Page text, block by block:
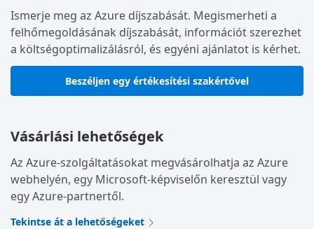
Ismerje meg az Azure díjszabását. Megismerheti a
felhőmegoldásának díjszabását, információt szerezhet
a költségoptimalizálásról, és egyéni ajánlatot is kérhet.
Beszéljen egy értékesítési szakértővel
Vásárlási lehetőségek
Az Azure-szolgáltatásokat megvásárolhatja az Azure
webhelyén, egy Microsoft-képviselőn keresztül vagy
egy Azure-partnertől.
Tekintse át a lehetőségeket